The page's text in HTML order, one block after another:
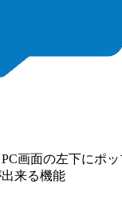
画面の左下にポ
来る機能